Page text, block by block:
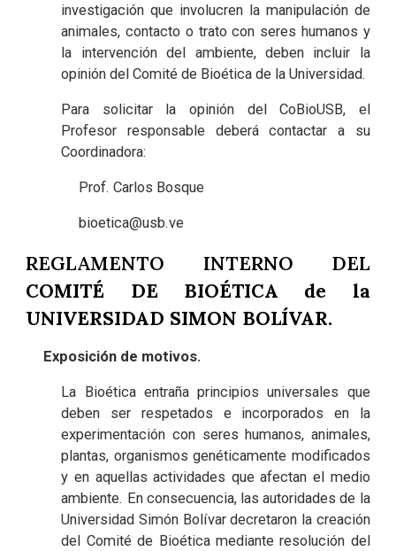
investigación que involucren la manipulación de
animales, contacto o trato con seres humanos y
la intervención del ambiente, deben incluir la
opinión del Comité de Bioética de la Universidad.
Para solicitar la opinión del CoBioUSB, el
Profesor responsable deberá contactar a su
Coordinadora:
Prof. Carlos Bosque
bioetica@usb.ve
REGLAMENTO INTERNO DEL
COMITÉ DE BIOÉTICA de la
UNIVERSIDAD SIMON BOLÍVAR.
Exposición de motivos.
La Bioética entraña principios universales que
deben ser respetados e incorporados en la
experimentación con seres humanos, animales,
plantas, organismos genéticamente modificados
y en aquellas actividades que afectan el medio
ambiente. En consecuencia, las autoridades de la
Universidad Simón Bolívar decretaron la creación
del Comité de Bioética mediante resolución del